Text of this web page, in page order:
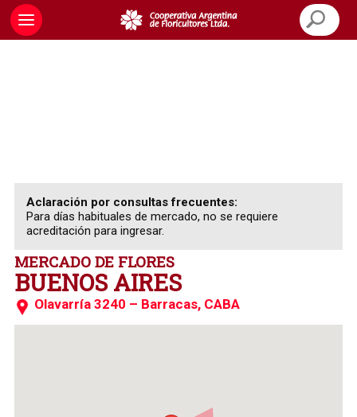
Aclaración por consultas frecuentes:
Para días habituales de mercado, no se requiere
acreditación para ingresar.
MERCADO DE FLORES
BUENOS AIRES
Olavarría 3240 – Barracas, CABA